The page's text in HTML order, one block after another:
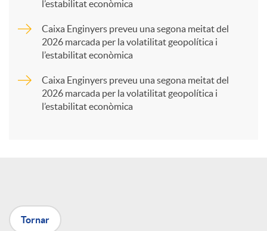
X
l’estabilitat econòmica
Caixa Enginyers preveu una segona meitat del
2026 marcada per la volatilitat geopolítica i
l’estabilitat econòmica
Caixa Enginyers preveu una segona meitat del
2026 marcada per la volatilitat geopolítica i
l’estabilitat econòmica
Tornar